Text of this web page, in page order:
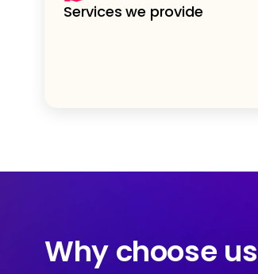
Services we provide
Why choose us